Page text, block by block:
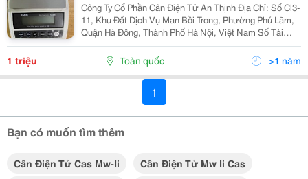
Công Ty Cổ Phần Cân Điện Tử An Thịnh Địa Chỉ: Số Cl3-
11, Khu Đất Dịch Vụ Man Bồi Trong, Phường Phú Lãm,
Quận Hà Đông, Thành Phố Hà Nội, Việt Nam Số Tài
Khoản: 069.100.295.0361 Nh Vietcombank Cn Hà Tây
Mã Số Thuế: 0104802488 Liên Hệ: Ms Hoài...
1 triệu Toàn quốc >1 năm
1
Bạn có muốn tìm thêm
Cân Điện Tử Cas Mw-Ii
Cân Điện Tử Mw Ii Cas